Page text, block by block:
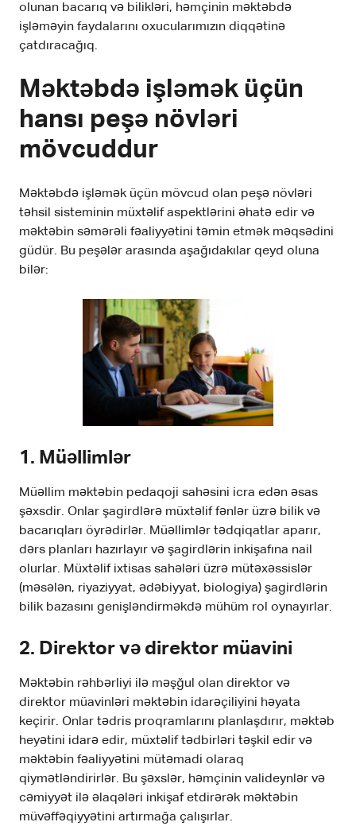
olunan bacarıq və bilikləri, həmçinin məktəbdə
işləməyin faydalarını oxucularımızın diqqətinə
çatdıracağıq.
Məktəbdə işləmək üçün
hansı peşə növləri
mövcuddur
Məktəbdə işləmək üçün mövcud olan peşə növləri
təhsil sisteminin müxtəlif aspektlərini əhatə edir və
məktəbin səmərəli fəaliyyətini təmin etmək məqsədini
güdür. Bu peşələr arasında aşağıdakılar qeyd oluna
bilər:
1. Müəllimlər
Müəllim məktəbin pedaqoji sahəsini icra edən əsas
şəxsdir. Onlar şagirdlərə müxtəlif fənlər üzrə bilik və
bacarıqları öyrədirlər. Müəllimlər tədqiqatlar aparır,
dərs planları hazırlayır və şagirdlərin inkişafına nail
olurlar. Müxtəlif ixtisas sahələri üzrə mütəxəssislər
(məsələn, riyaziyyat, ədəbiyyat, biologiya) şagirdlərin
bilik bazasını genişləndirməkdə mühüm rol oynayırlar.
2. Direktor və direktor müavini
Məktəbin rəhbərliyi ilə məşğul olan direktor və
direktor müavinləri məktəbin idarəçiliyini həyata
keçirir. Onlar tədris proqramlarını planlaşdırır, məktəb
heyətini idarə edir, müxtəlif tədbirləri təşkil edir və
məktəbin fəaliyyətini mütəmadi olaraq
qiymətləndirirlər. Bu şəxslər, həmçinin valideynlər və
cəmiyyət ilə əlaqələri inkişaf etdirərək məktəbin
müvəffəqiyyətini artırmağa çalışırlar.